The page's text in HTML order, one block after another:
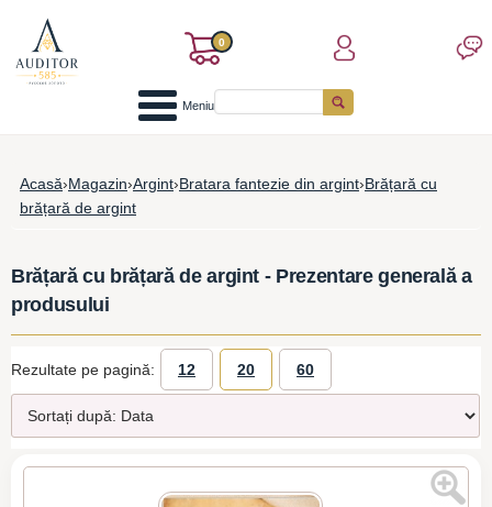
0
Meniu
Acasă›Magazin›Argint›Bratara fantezie din argint›Brățară cu
brățară de argint
Brățară cu brățară de argint - Prezentare generală a
produsului
Rezultate pe pagină: 12 20 60